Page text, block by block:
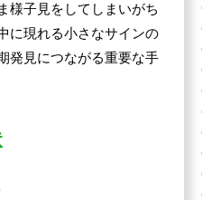
様子見をしてしまいがち
に現れる小さなサインの
発見につながる重要な手